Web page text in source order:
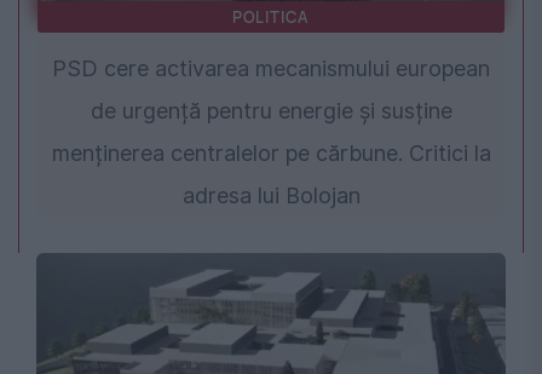
POLITICA
PSD cere activarea mecanismului european
de urgență pentru energie și susține
menținerea centralelor pe cărbune. Critici la
adresa lui Bolojan